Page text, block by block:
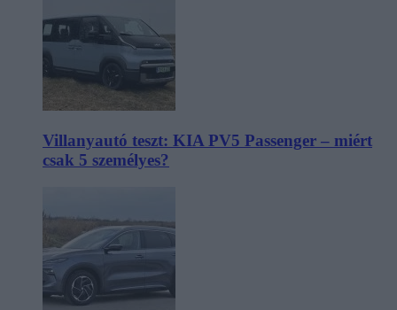
Villanyautó teszt: KIA PV5 Passenger – miért
csak 5 személyes?